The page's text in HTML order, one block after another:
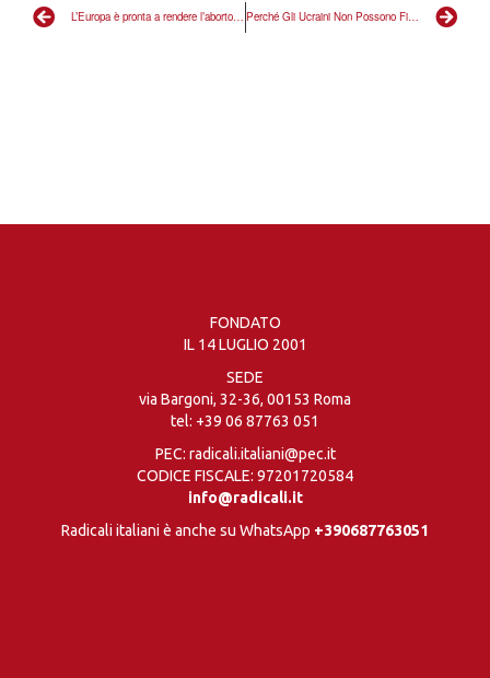
L’Europa è pronta a rendere l’aborto un diritto fondamentale? Perché Gli Ucraini Non Possono Fidarsi dell’Opposizione Russa
FONDATO
IL 14 LUGLIO 2001
SEDE
via Bargoni, 32-36, 00153 Roma
tel: +39 06 87763 051
PEC: radicali.italiani@pec.it
CODICE FISCALE: 97201720584
info@radicali.it
Radicali italiani è anche su WhatsApp +390687763051